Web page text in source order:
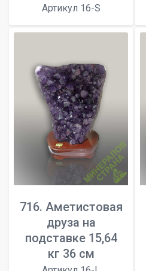
Артикул 16-S
716. Аметистовая
друза на
подставке 15,64
кг 36 см